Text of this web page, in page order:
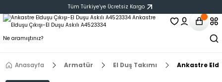
Tüm Türkiye‘ye Ücretsiz Kargo
Anasayfa Armatür El Duş Takımı Ankastre